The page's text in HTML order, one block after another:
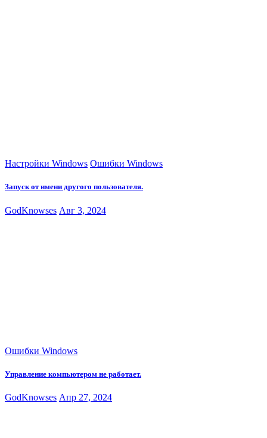
Настройки Windows Ошибки Windows
Запуск от имени другого пользователя.
GodKnowses Авг 3, 2024
Ошибки Windows
Управление компьютером не работает.
GodKnowses Апр 27, 2024